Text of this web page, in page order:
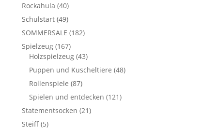
Rockahula (40)
Schulstart (49)
SOMMERSALE (182)
Spielzeug (167)
Holzspielzeug (43)
Puppen und Kuscheltiere (48)
Rollenspiele (87)
Spielen und entdecken (121)
Statementsocken (21)
Steiff (5)